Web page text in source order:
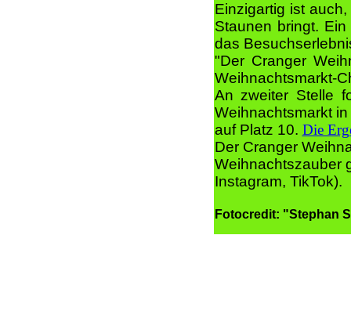
Einzigartig ist
Staunen bringt.
das
"Der Cranger
Weihnachtsmarkt-
An zweiter Stelle
Weihnachtsmarkt
auf Platz 10. Die
Der Cranger
Weihnachtszauber
Instagram, TikTok).
Fotocredit: "Stephan